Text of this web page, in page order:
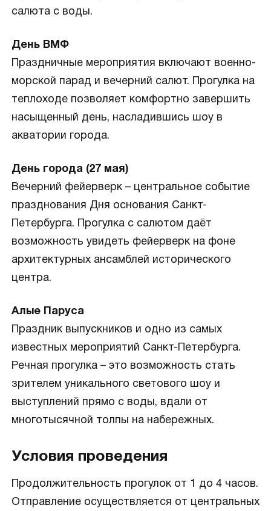
салюта с воды.
День ВМФ
Праздничные мероприятия включают военно-
морской парад и вечерний салют. Прогулка на
теплоходе позволяет комфортно завершить
насыщенный день, насладившись шоу в
акватории города.
День города (27 мая)
Вечерний фейерверк – центральное событие
празднования Дня основания Санкт-
Петербурга. Прогулка с салютом даёт
возможность увидеть фейерверк на фоне
архитектурных ансамблей исторического
центра.
Алые Паруса
Праздник выпускников и одно из самых
известных мероприятий Санкт-Петербурга.
Речная прогулка – это возможность стать
зрителем уникального светового шоу и
выступлений прямо с воды, вдали от
многотысячной толпы на набережных.
Условия проведения
Продолжительность прогулок от 1 до 4 часов.
Отправление осуществляется от центральных